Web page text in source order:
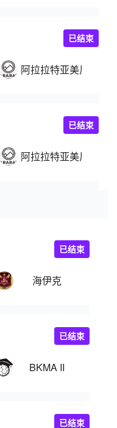
阿拉拉特亚美尼亚
已结束
阿拉拉特亚美尼亚B队
已结束
海伊克
已结束
BKMA II
已结束
已结束